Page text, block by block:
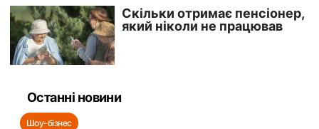
Останні новини
Шоу-бізнес